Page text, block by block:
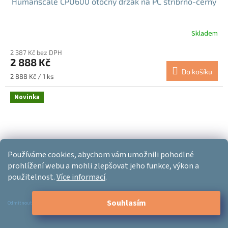
Používáme cookies, abychom vám umožnili pohodlné
prohlížení webu a mohli zlepšovat jeho funkce, výkon a
použitelnost.Více informací.
Odmítnout Souhlasím
Skladem
2 387 Kč bez DPH
2 888 Kč
Měrná
cena:
2 888 Kč / 1 ks
Do košíku
Novinka